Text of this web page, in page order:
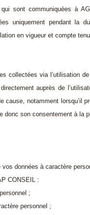
qui sont communiquées à
uniquement pendant la
en vigueur et compte
collectées via l’utilisation
auprès de
cause, notamment lorsqu’il
donc son consentement à la
données à caractère
CONSEIL :
;
personnel ;